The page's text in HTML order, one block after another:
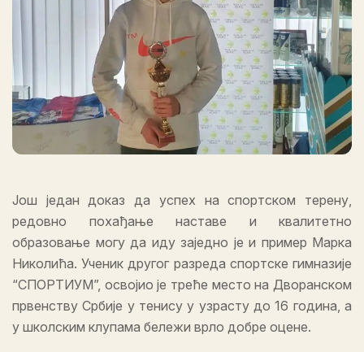
Још један доказ да успех на спортском терену,
редовно похађање наставе и квалитетно
образовање могу да иду заједно је и пример Марка
Николића. Ученик другог разреда спортске гимназије
“СПОРТИУМ”, освојио је треће место на Дворанском
првенству Србије у тенису у узрасту до 16 година, а
у школским клупама бележи врло добре оцене.